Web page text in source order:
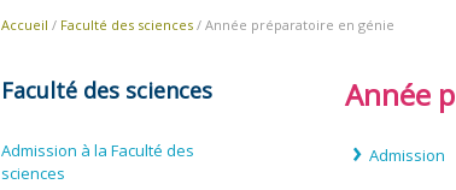
Accueil / Faculté des sciences / Année préparatoire en génie
Faculté des sciences
Admission à la Faculté des
sciences
Année
Admission